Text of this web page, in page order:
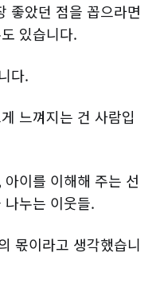
좋았던 점을 꼽으라면
있습니다.
다.
느껴지는 건 사람입
이를 이해해 주는 선
누는 이웃들.
몫이라고 생각했습니